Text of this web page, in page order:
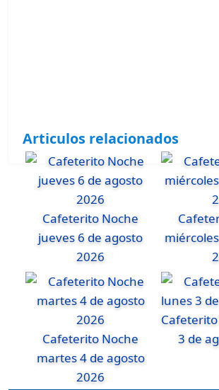
Articulos relacionados
Cafeterito Noche
jueves 6 de agosto
2026
Cafeterito Noche
martes 4 de agosto
2026
3 de